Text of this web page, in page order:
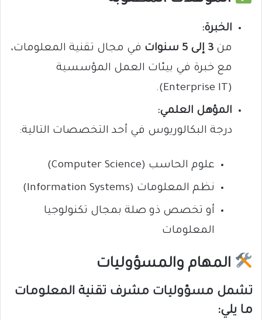
الخبرة:
من 3 إلى 5 سنوات
في مجال تقنية المعلومات،
مع خبرة في بيئات العمل المؤسسية
(Enterprise IT).
المؤهل العلمي:
درجة البكالوريوس في أحد التخصصات التالية:
علوم الحاسب (Computer Science)
نظم المعلومات (Information Systems)
أو تخصص ذو صلة بمجال تكنولوجيا
المعلومات
المهام والمسؤوليات
تشمل مسؤوليات مشرف تقنية المعلومات
ما يلي: